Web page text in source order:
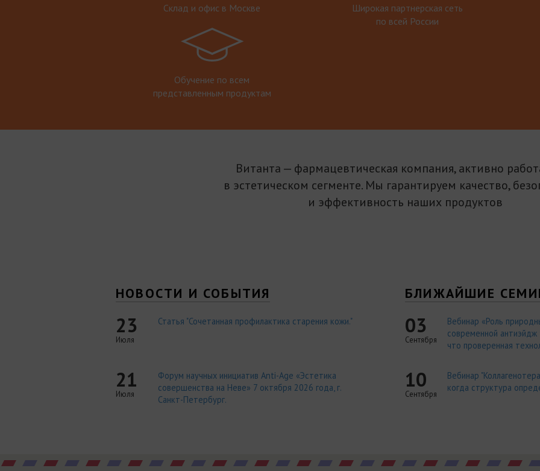
Склад и офис в Москве
Широкая партнерская сеть
по всей России
Обучение по всем
представленным продуктам
Витанта — фармацевтическая компания, активно
в эстетическом сегменте. Мы гарантируем качество,
и эффективность наших продуктов
НОВОСТИ И СОБЫТИЯ
23
Июля
Статья "Сочетанная профилактика старения кожи."
21
Июля
Форум научных инициатив Anti-Age «Эстетика
совершенства на Неве» 7 октября 2026 года, г.
Санкт-Петербург.
БЛИЖАЙШИЕ
03
Сентября
Вебинар «Роль
современной
что проверенная
10
Сентября
Вебинар
когда структура